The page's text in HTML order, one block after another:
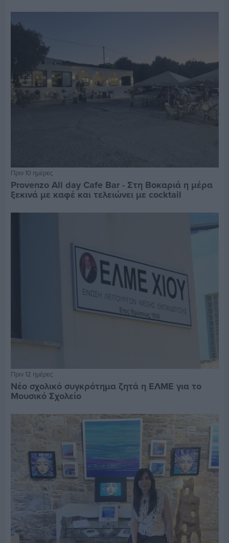
Πριν 10 ημέρες
Provenzo All day Cafe Bar - Στη Βοκαριά η μέρα
ξεκινά με καφέ και τελειώνει με cocktail
Πριν 12 ημέρες
Νέο σχολικό συγκρότημα ζητά η ΕΛΜΕ για το
Μουσικό Σχολείο